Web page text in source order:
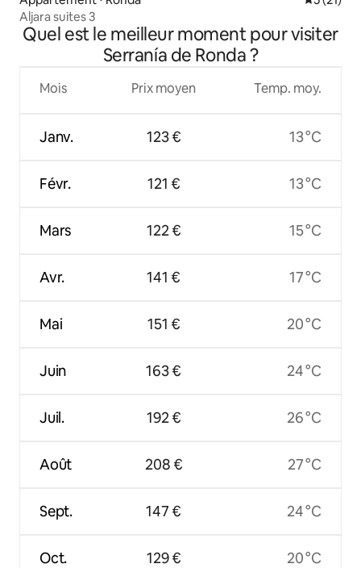
Aljara suites 3
Quel est le meilleur moment pour visiter
Serranía de Ronda ?
Mois
Janv.
Févr.
Mars
Avr.
Mai
Juin
Juil.
Août
Sept.
Oct.
Prix moyen
123 €
121 €
122 €
141 €
151 €
163 €
192 €
208 €
147 €
129 €
Temp. moy.
13 °C
13 °C
15 °C
17 °C
20 °C
24 °C
26 °C
27 °C
24 °C
20 °C